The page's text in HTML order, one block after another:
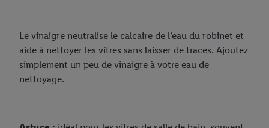
Le vinaigre neutralise le calcaire de l’eau du robinet et
aide à nettoyer les vitres sans laisser de traces. Ajoutez
simplement un peu de vinaigre à votre eau de
nettoyage.